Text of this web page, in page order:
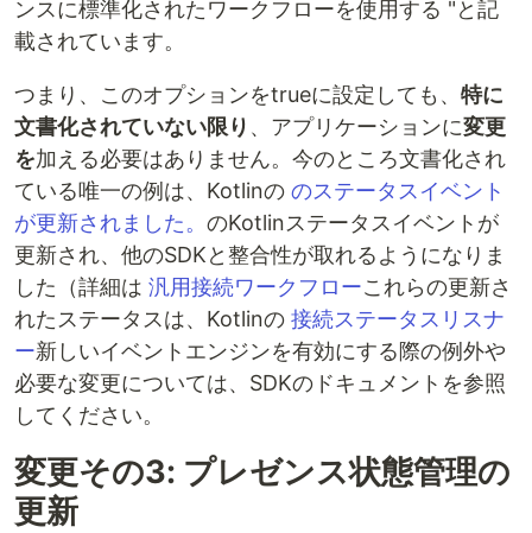
ンスに標準化されたワークフローを使用する "と記
載されています。
つまり、このオプションをtrueに設定しても、 特に
文書化されていない限り 、アプリケーションに変更
を加える必要はありません。今のところ文書化され
ている唯一の例は、Kotlinの のステータスイベント
が更新されました。 のKotlinステータスイベントが
更新され、他のSDKと整合性が取れるようになりま
した（詳細は 汎用接続ワークフローこれらの更新さ
れたステータスは、Kotlinの 接続ステータスリスナ
ー新しいイベントエンジンを有効にする際の例外や
必要な変更については、SDKのドキュメントを参照
してください。
変更その3: プレゼンス状態管理の
更新